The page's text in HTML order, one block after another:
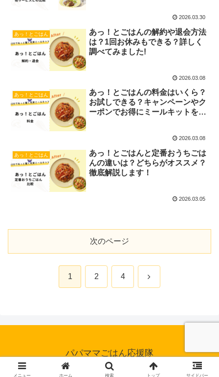
2026.03.30
あっ！とごはん
あっ！とごはんの解約や退会方法
は？1回お休みもできる？詳しく
調べてみました!
2026.03.08
あっ！とごはん
あっ！とごはんの料金はいくら？
お試しできる？キャンペーンやク
ーポンでお得にミールキットを活
2026.03.08
あっ！とごはん
あっ！とごはんと定番おうちごは
んの違いは？どちらがオススメ？
徹底解説します！
2026.03.05
次のページ
1 2 4 次
パパママごはん応援隊
© 2024 パパママごはん応援隊.
メニュー ホーム 検索 トップ サイドバー